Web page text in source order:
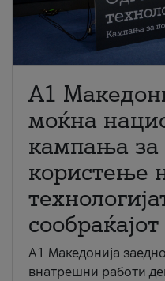
A1
моќна
кампања за
користење
сообраќајот
A1 Македонија
внатрешни работи